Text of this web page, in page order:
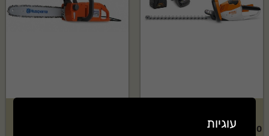
AK10 ומטען STIHL דגם: HSA 56
עוגיות